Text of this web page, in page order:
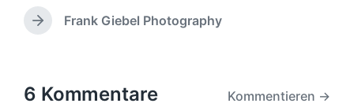
n
t
h
t
a
r
h
g
N
s
Frank Giebel Photography
6 Kommentare Kommentieren →